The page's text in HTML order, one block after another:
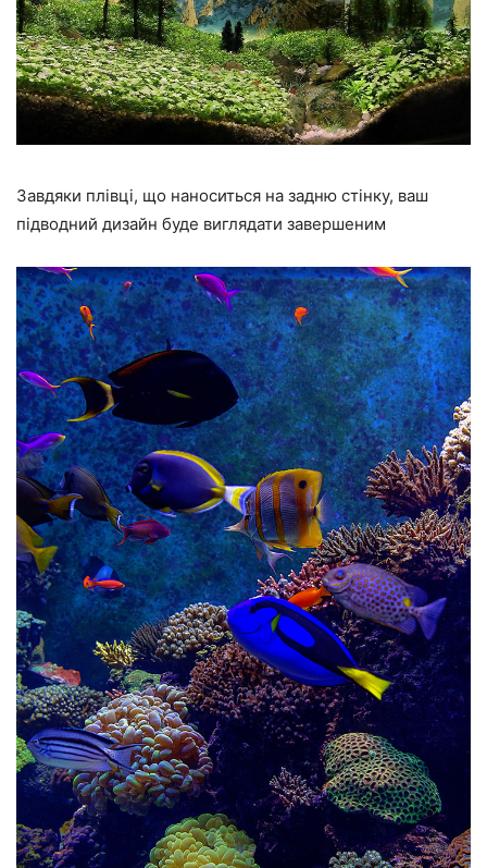
Завдяки плівці, що наноситься на задню стінку, ваш
підводний дизайн буде виглядати завершеним